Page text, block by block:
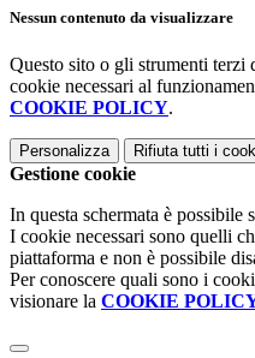
Nessun contenuto da visualizzare
Questo sito o gli strumenti terzi
cookie necessari al
COOKIE POLICY.
Personalizza Rifiuta tutti i
Gestione cookie
In questa schermata è possibile
I cookie necessari sono quelli
piattaforma e non è possibile
Per conoscere quali sono i
visionare la COOKIE